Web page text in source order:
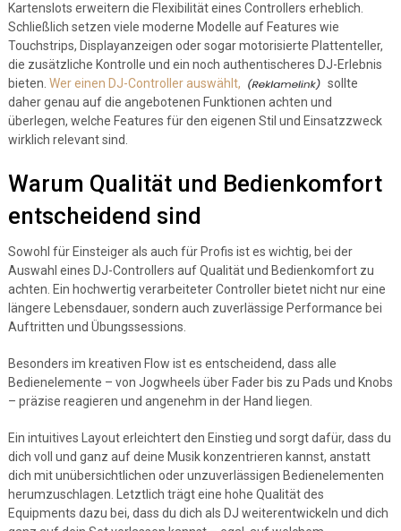
Kartenslots erweitern die Flexibilität eines Controllers erheblich.
Schließlich setzen viele moderne Modelle auf Features wie
Touchstrips, Displayanzeigen oder sogar motorisierte Plattenteller,
die zusätzliche Kontrolle und ein noch authentischeres DJ-Erlebnis
bieten. Wer einen DJ-Controller auswählt,
sollte
daher genau auf die angebotenen Funktionen achten und
überlegen, welche Features für den eigenen Stil und Einsatzzweck
wirklich relevant sind.
Warum Qualität und Bedienkomfort
entscheidend sind
Sowohl für Einsteiger als auch für Profis ist es wichtig, bei der
Auswahl eines DJ-Controllers auf Qualität und Bedienkomfort zu
achten. Ein hochwertig verarbeiteter Controller bietet nicht nur eine
längere Lebensdauer, sondern auch zuverlässige Performance bei
Auftritten und Übungssessions.
Besonders im kreativen Flow ist es entscheidend, dass alle
Bedienelemente – von Jogwheels über Fader bis zu Pads und Knobs
– präzise reagieren und angenehm in der Hand liegen.
Ein intuitives Layout erleichtert den Einstieg und sorgt dafür, dass du
dich voll und ganz auf deine Musik konzentrieren kannst, anstatt
dich mit unübersichtlichen oder unzuverlässigen Bedienelementen
herumzuschlagen. Letztlich trägt eine hohe Qualität des
Equipments dazu bei, dass du dich als DJ weiterentwickeln und dich